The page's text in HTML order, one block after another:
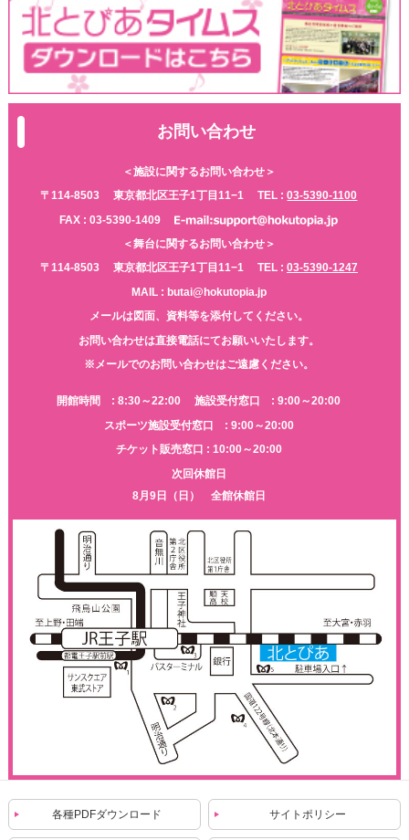
お問い合わせ
＜施設に関するお問い合わせ＞
〒114-8503
東京都北区王子1丁目11−1 TEL :03-5390-1100
FAX : 03-5390-1409
＜舞台に関するお問い合わせ＞
〒114-8503
東京都北区王子1丁目11−1 TEL : 03-5390-1247
MAIL : butai@hokutopia.jp
メールは図面、資料等を添付してください。
お問い合わせは直接電話にてお願いいたします。
※メールでのお問い合わせはご遠慮ください。
開館時間 : 8:30～22:00
施設受付窓口 : 9:00～20:00
スポーツ施設受付窓口 : 9:00～20:00
チケット販売窓口 : 10:00～20:00
次回休館日
8月9日（日） 全館休館日
各種PDFダウンロード サイトポリシー